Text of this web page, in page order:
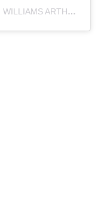
Una publicación compartida de IÑAKI WILLIAMS ARTHUER (@williaaaams11)